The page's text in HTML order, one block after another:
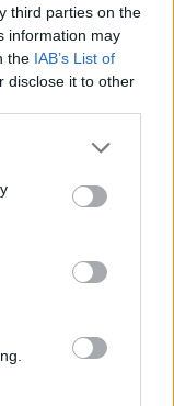
third parties on the
information may
the IAB’s List of
disclose it to other